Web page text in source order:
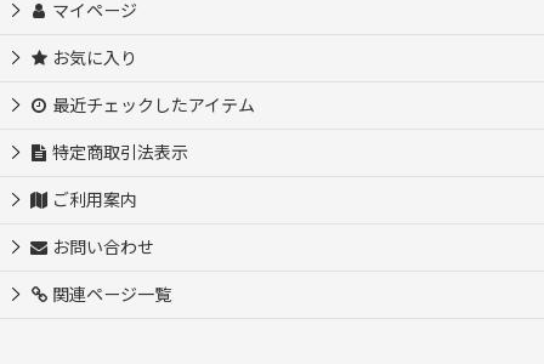
マイページ
お気に入り
最近チェックしたアイテム
特定商取引法表示
ご利用案内
お問い合わせ
関連ページ一覧